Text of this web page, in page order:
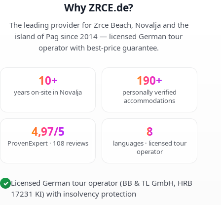
Why ZRCE.de?
The leading provider for Zrce Beach, Novalja and the
island of Pag since 2014 — licensed German tour
operator with best-price guarantee.
10+
years on-site in Novalja
190+
personally verified
accommodations
4,97/5
ProvenExpert · 108 reviews
8
languages · licensed tour
operator
✓ Licensed German tour operator (BB & TL GmbH, HRB
17231 KI) with insolvency protection